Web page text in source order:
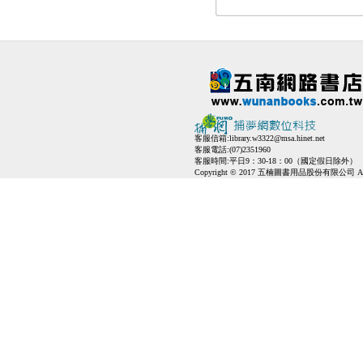
客服信箱:library.w3322@msa.hinet.net
客服電話:(07)2351960
客服時間:平日9：30-18：00（國定假日除外）
Copyright © 2017 五楠圖書用品股份有限公司